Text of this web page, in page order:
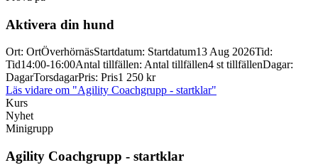
Aktivera din hund
Ort: OrtÖverhörnäsStartdatum: Startdatum13 Aug 2026Tid:
Tid14:00-16:00Antal tillfällen: Antal tillfällen4 st tillfällenDagar:
DagarTorsdagarPris: Pris1 250 kr
Läs vidare om "Agility Coachgrupp - startklar"
Kurs
Nyhet
Minigrupp
Agility Coachgrupp - startklar